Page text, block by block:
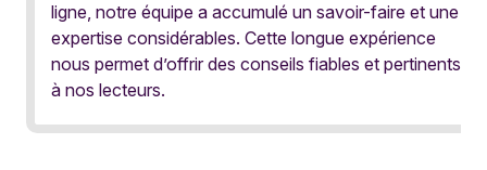
ligne, notre équipe a accumulé un savoir-faire et une
expertise considérables. Cette longue expérience
nous permet d’offrir des conseils fiables et pertinents
à nos lecteurs.